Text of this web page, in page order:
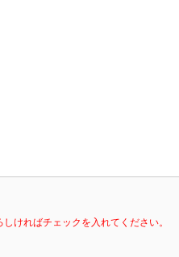
ければチェックを入れてください。